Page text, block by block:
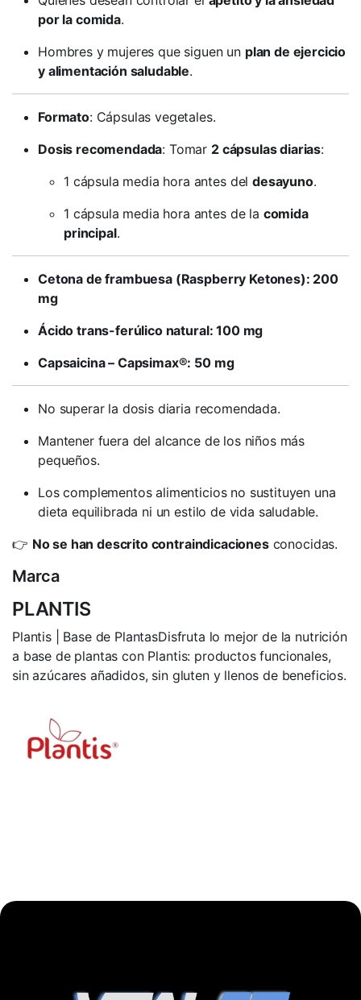
por la comida.
Hombres y mujeres que siguen un plan de ejercicio
y alimentación saludable.
Formato: Cápsulas vegetales.
Dosis recomendada: Tomar 2 cápsulas diarias:
1 cápsula media hora antes deldesayuno.
1 cápsula media hora antes de la comida
principal.
Cetona de frambuesa (Raspberry Ketones): 200
mg
Ácido trans-ferúlico natural: 100 mg
Capsaicina – Capsimax®: 50 mg
No superar la dosis diaria recomendada.
Mantener fuera del alcance de los niños más
pequeños.
Los complementos alimenticios no sustituyen una
dieta equilibrada ni un estilo de vida saludable.
👉 No se han descrito contraindicacionesconocidas.
Marca
PLANTIS
Plantis | Base de PlantasDisfruta lo mejor de la nutrición
a base de plantas con Plantis: productos funcionales,
sin azúcares añadidos, sin gluten y llenos de beneficios.